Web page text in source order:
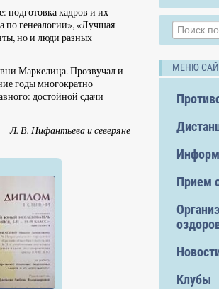
подготовка кадров и их
по генеалогии», «Лучшая
но и люди разных
Маркелица. Прозвучал и
годы многократно
достойной сдачи
Л. В. Нифантьева и северяне
МЕНЮ
Прием
Клубы